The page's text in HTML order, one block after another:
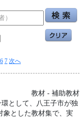
6 7 次へ
教材 - 補助教材
として、八王子市が独
とした教材集で、実